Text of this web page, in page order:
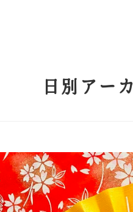
日別アー